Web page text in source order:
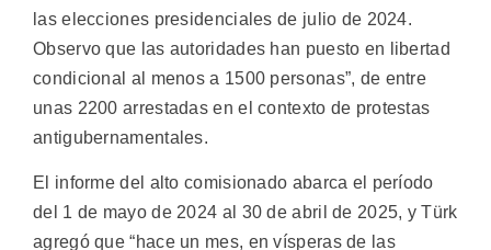
las elecciones presidenciales de julio de 2024.
Observo que las autoridades han puesto en libertad
condicional al menos a 1500 personas”, de entre
unas 2200 arrestadas en el contexto de protestas
antigubernamentales.
El informe del alto comisionado abarca el período
del 1 de mayo de 2024 al 30 de abril de 2025, y Türk
agregó que “hace un mes, en vísperas de las